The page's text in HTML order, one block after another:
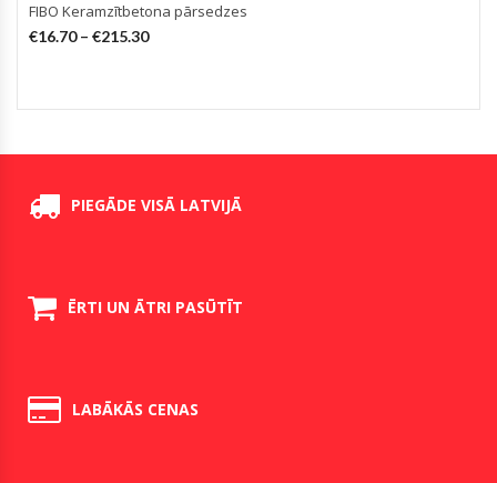
FIBO Keramzītbetona pārsedzes
€16.70– €215.30
PIEGĀDE VISĀ LATVIJĀ
ĒRTI UN ĀTRI PASŪTĪT
LABĀKĀS CENAS